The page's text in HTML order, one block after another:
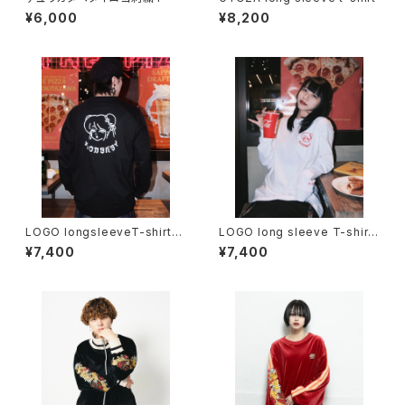
¥6,000 ¥8,200
LOGO longsleeveT-shirt
【black】
¥7,400
LOGO long sleeve T-shirt
【White】
¥7,400